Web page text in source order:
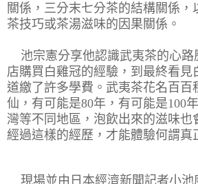
關係，三分末七分茶的結構關係，
茶技巧或茶湯滋味的因果關係。
池宗憲分享他認識武夷茶的心路
店購買白雞冠的經驗，到最終看見
道繳了許多學費。武夷茶花名百百
仙，有可能是80年，有可能是100
灣等不同地區，泡飲出來的滋味也
經過這樣的經歷，才能體驗何謂真
現場並由日本經濟新聞記者小池